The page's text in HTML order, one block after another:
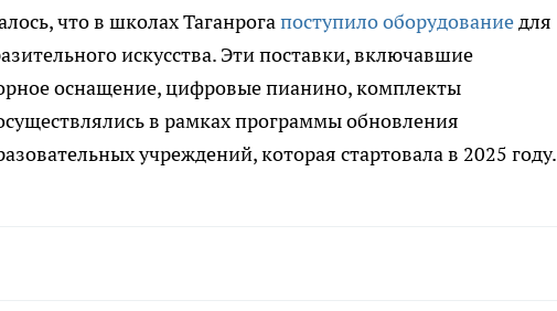
что в школах Таганрогапоступило оборудованиедля
искусства. Эти поставки, включавшие
оснащение, цифровые пианино, комплекты
в рамках программы обновления
учреждений, которая стартовала в 2025 году.